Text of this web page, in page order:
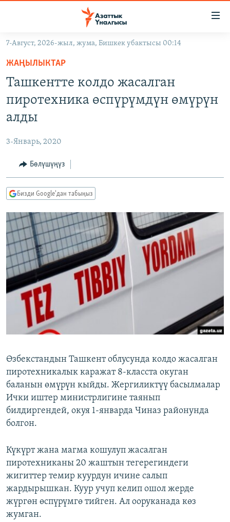
Навигацияга
өтүңүз
Издөөгө
салыңыз
МАДАНИЯТ
УКРАИНА
ТВ ПРОГРАММАЛАР
БҮГҮН АЗАТТЫКТА
ДАНИСТЕ
ЭЖЕ-СИҢДИЛЕР
АЗАТТЫК+
ЫҢГАЙСЫЗ СУРООЛОР
ПОДКАСТ
Русский
ОНЛАЙН ШЕРИНЕ
ЭЕ/АРнун бардык сайттары
7-Август, 2026-жыл, жума, Бишкек убактысы 00:14
ЖАҢЫЛЫКТАР
Ташкентте колдо жасалган
пиротехника өспүрүмдүн өмүрүн
алды
3-Январь, 2020
Бөлүшүңүз
Бизди Google'дан табыңыз
Өзбекстандын Ташкент облусунда колдо жасалган
пиротехникалык каражат 8-класста окуган
баланын өмүрүн кыйды. Жергиликтүү басылмалар
Ички иштер министрлигине таянып
билдиргендей, окуя 1-январда Чиназ районунда
болгон.
Күкүрт жана магма кошулуп жасалган
пиротехниканы 20 жаштын тегерегиндеги
жигиттер темир куурдун ичине салып
жардырышкан. Куур учуп келип ошол жерде
жүргөн өспүрүмгө тийген. Ал ооруканада көз
жумган.